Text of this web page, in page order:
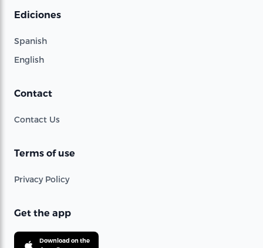
Ediciones
Spanish
English
Contact
Contact Us
Terms of use
Privacy Policy
Get the app
Download on the